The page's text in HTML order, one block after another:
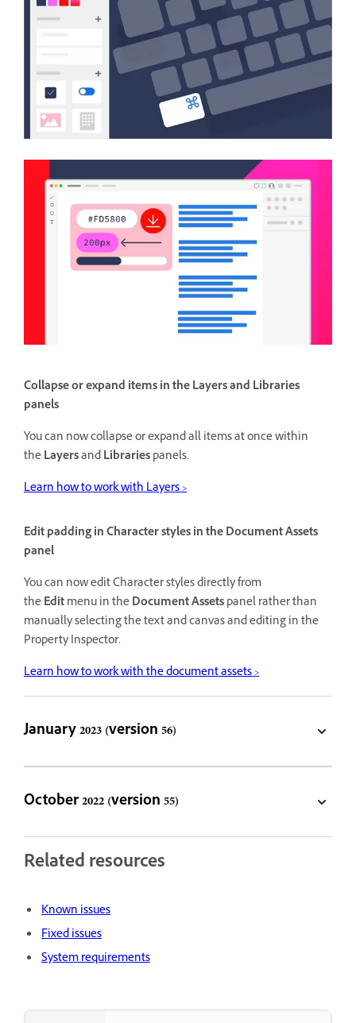
Collapse or expand items in theLayersand Libraries
panels
You can now collapse or expand all items at once within
theLayersandLibrariespanels.
Learn how to work with Layers >
Edit padding in Character styles in the Document Assets
panel
You can now edit Character styles directly from
theEditmenu in theDocument Assetspanel rather than
manually selecting the text and canvas and editing in the
Property Inspector.
Learn how to work with the document assets >
January 2023 (version 56)
October 2022 (version 55)
Related resources
Known issues
Fixed issues
System requirements